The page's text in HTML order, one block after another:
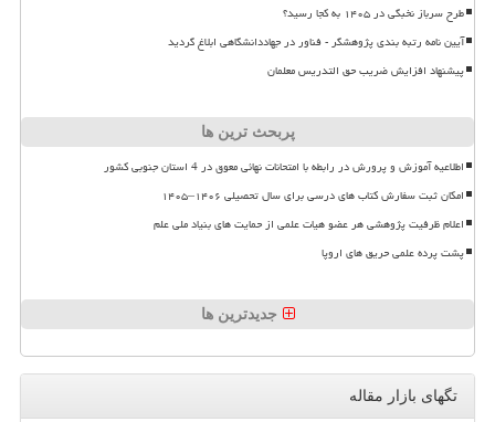
طرح سرباز نخبگی در ۱۴۰۵ به کجا رسید؟
آیین نامه رتبه بندی پژوهشگر - فناور در جهاددانشگاهی ابلاغ گردید
پیشنهاد افزایش ضریب حق التدریس معلمان
پربحث ترین ها
اطلاعیه آموزش و پرورش در رابطه با امتحانات نهائی معوق در 4 استان جنوبی کشور
امکان ثبت سفارش کتاب های درسی برای سال تحصیلی ۱۴۰۶–۱۴۰۵
اعلام ظرفیت پژوهشی هر عضو هیات علمی از حمایت های بنیاد ملی علم
پشت پرده علمی حریق های اروپا
جدیدترین ها
تگهای بازار مقاله